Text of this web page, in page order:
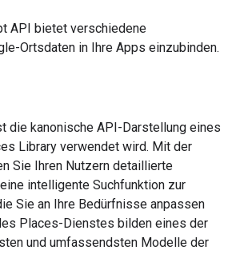
API bietet verschiedene
Ortsdaten in Ihre Apps einzubinden.
die kanonische API-Darstellung eines
Library verwendet wird. Mit der
Sie Ihren Nutzern detaillierte
intelligente Suchfunktion zur
Sie an Ihre Bedürfnisse anpassen
Places-Dienstes bilden eines der
und umfassendsten Modelle der